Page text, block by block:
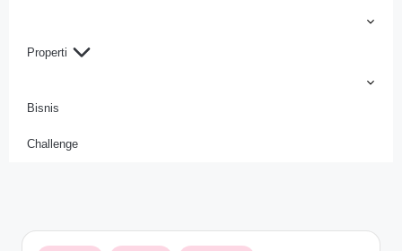
Properti
Bisnis
Challenge